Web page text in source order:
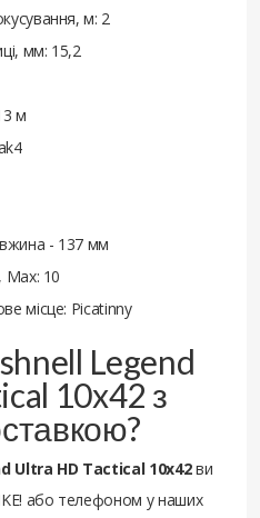
м: 2
мм: 15,2
м
- 137 мм
Max: 10
місце: Picatinny
Legend
10x42 з
Ultra HD Tactical 10x42ви
або телефоном у наших